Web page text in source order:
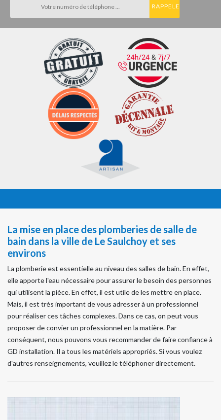
La mise en place des plomberies de salle de
bain dans la ville de Le Saulchoy et ses
environs
La plomberie est essentielle au niveau des salles de bain. En effet,
elle apporte l'eau nécessaire pour assurer le besoin des personnes
qui utilisent la pièce. En effet, il est utile de les mettre en place.
Mais, il est très important de vous adresser à un professionnel
pour réaliser ces tâches complexes. Dans ce cas, on peut vous
proposer de convier un professionnel en la matière. Par
conséquent, nous pouvons vous recommander de faire confiance à
GD installation. Il a tous les matériels appropriés. Si vous voulez
d'autres renseignements, veuillez le téléphoner directement.